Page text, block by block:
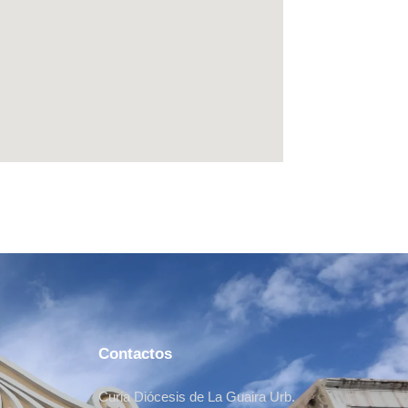
Contactos
Curia Diócesis de La Guaira Urb.